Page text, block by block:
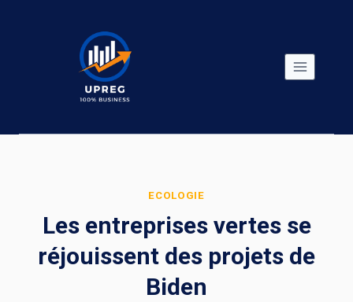
ECOLOGIE
Les entreprises vertes se
réjouissent des projets de
Biden